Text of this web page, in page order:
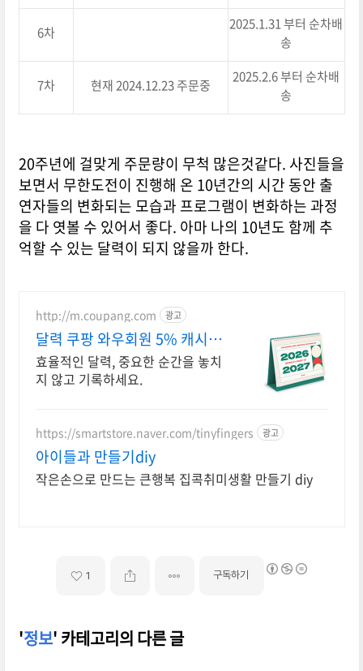
6차
2025.1.31 부터 순차배
송
7차 현재 2024.12.23 주문중
2025.2.6 부터 순차배
송
20주년에 걸맞게 주문량이 무척 많은것같다. 사진들을
보면서 무한도전이 진행해 온 10년간의 시간 동안 출
연자들의 변화되는 모습과 프로그램이 변화하는 과정
을 다 엿볼 수 있어서 좋다. 아마 나의 10년도 함께 추
억할 수 있는 달력이 되지 않을까 한다.
http://m.coupang.com 광고
달력 쿠팡 와우회원 5% 캐시적
립
효율적인 달력, 중요한 순간을 놓치
지 않고 기록하세요.
https://smartstore.naver.com/tinyfingers 광고
아이들과 만들기diy
작은손으로 만드는 큰행복 집콕취미생활 만들기 diy
1 구독하기
'정보' 카테고리의 다른 글